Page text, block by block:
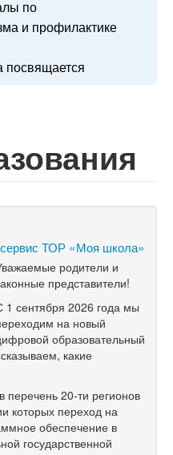
по
и профилактике
посвящается
ТОР «Моя школа»
родители и
представители!
1 сентября 2026 года мы
на новый
образовательный
какие
перечень 20-ти регионов
которых переход на
обеспечение в
государственной